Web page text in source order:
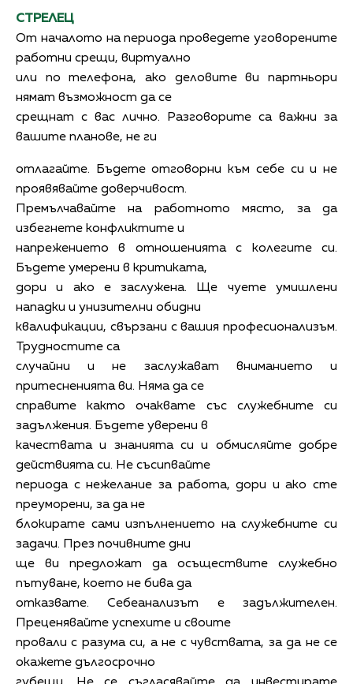
СТРЕЛЕЦ
От началото на периода проведете уговорените
работни срещи, виртуално
или по телефона, ако деловите ви партньори
нямат възможност да се
срещнат с вас лично. Разговорите са важни за
вашите планове, не ги
отлагайте. Бъдете отговорни към себе си и не
проявявайте доверчивост.
Премълчавайте на работното място, за да
избегнете конфликтите и
напрежението в отношенията с колегите си.
Бъдете умерени в критиката,
дори и ако е заслужена. Ще чуете умишлени
нападки и унизителни обидни
квалификации, свързани с вашия професионализъм.
Трудностите са
случайни и не заслужават вниманието и
притесненията ви. Няма да се
справите както очаквате със служебните си
задължения. Бъдете уверени в
качествата и знанията си и обмисляйте добре
действията си. Не съсипвайте
периода с нежелание за работа, дори и ако сте
преуморени, за да не
блокирате сами изпълнението на служебните си
задачи. През почивните дни
ще ви предложат да осъществите служебно
пътуване, което не бива да
отказвате. Себеанализът е задължителен.
Преценявайте успехите и своите
провали с разума си, а не с чувствата, за да не се
окажете дългосрочно